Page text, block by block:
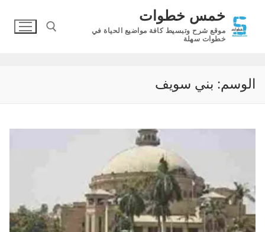
المحتوى
خمس خطوات
موقع شرح وتبسيط كافة مواضيع الحياة في
خطوات سهلة
الوسم: بني سويف